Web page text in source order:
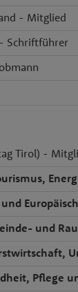
- Mitglied
- Schriftführer
Tirol) -
und
Pflege